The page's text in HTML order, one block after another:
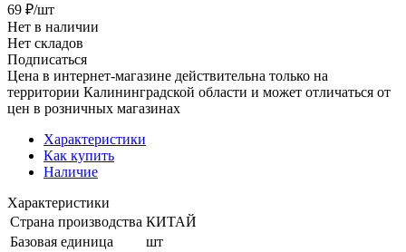
69 ₽/шт
Нет в наличии
Нет складов
Подписаться
Цена в интернет-магазине действительна только на
территории Калининградской области и может отличаться от
цен в розничных магазинах
Характеристики
Как купить
Наличие
Характеристики
Страна производства КИТАЙ
Базовая единица
шт